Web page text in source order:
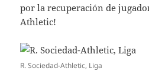
por la recuperación de
Athletic!
R. Sociedad-Athletic, Liga